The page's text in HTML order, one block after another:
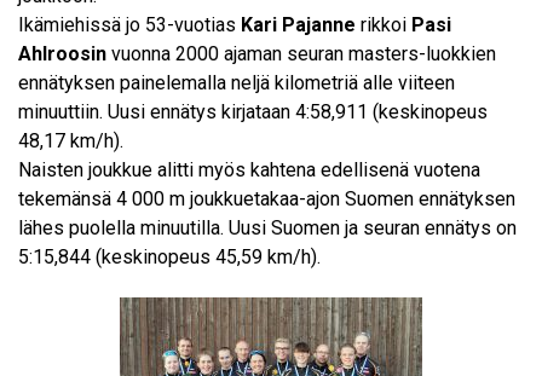
Ikämiehissä jo 53-vuotias Kari Pajanne rikkoi Pasi
Ahlroosin vuonna 2000 ajaman seuran masters-luokkien
ennätyksen painelemalla neljä kilometriä alle viiteen
minuuttiin. Uusi ennätys kirjataan 4:58,911 (keskinopeus
48,17 km/h).
Naisten joukkue alitti myös kahtena edellisenä vuotena
tekemänsä 4 000 m joukkuetakaa-ajon Suomen ennätyksen
lähes puolella minuutilla. Uusi Suomen ja seuran ennätys on
5:15,844 (keskinopeus 45,59 km/h).